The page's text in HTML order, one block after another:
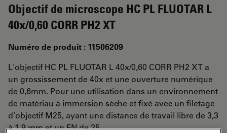
Objectif de microscope HC PL FLUOTAR L
40x/0,60 CORR PH2 XT
Numéro de produit : 11506209
L'objectif HC PL FLUOTAR L 40x/0,60 CORR PH2 XT a
un grossissement de 40x et une ouverture numérique
de 0,6mm. Pour une utilisation dans un environnement
de matériau à immersion sèche et fixé avec un filetage
d’objectif M25, ayant une distance de travail libre de 3,3
à 1,9 mm et un FN de 25.